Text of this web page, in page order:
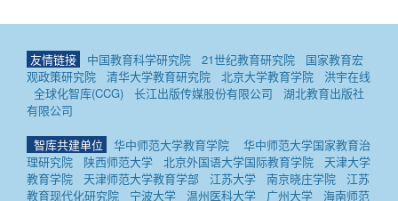
友情链接 中国教育科学研究院 21世纪教育研究院
国家教育宏
观政策研究院
清华大学教育研究院 北京大学教育学院
洪宇在线
全球化智库(CCG)
长江出版传媒股份有限公司
湖北教育出版社
有限公司
智库共建单位 华中师范大学教育学院
华中师范大学国家教育治
理研究院
陕西师范大学 北京外国语大学国际教育学院
天津大学
教育学院
天津师范大学教育学部 江苏大学 南京晓庄学院
江苏
教育现代化研究院
宁波大学 温州医科大学 广州大学 海南师范